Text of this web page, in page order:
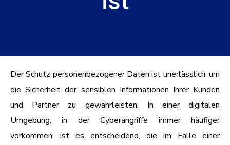
Der Schutz personenbezogener Daten ist unerlässlich, um
die Sicherheit der sensiblen Informationen Ihrer Kunden
und Partner zu gewährleisten. In einer digitalen
Umgebung, in der Cyberangriffe immer häufiger
vorkommen, ist es entscheidend, die im Falle einer